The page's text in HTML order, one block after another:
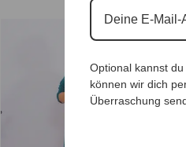
Optional kannst
können wir dich
Überraschung